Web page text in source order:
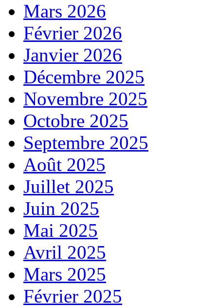
Mars 2026
Février 2026
Janvier 2026
Décembre 2025
Novembre 2025
Octobre 2025
Septembre 2025
Août 2025
Juillet 2025
Juin 2025
Mai 2025
Avril 2025
Mars 2025
Février 2025